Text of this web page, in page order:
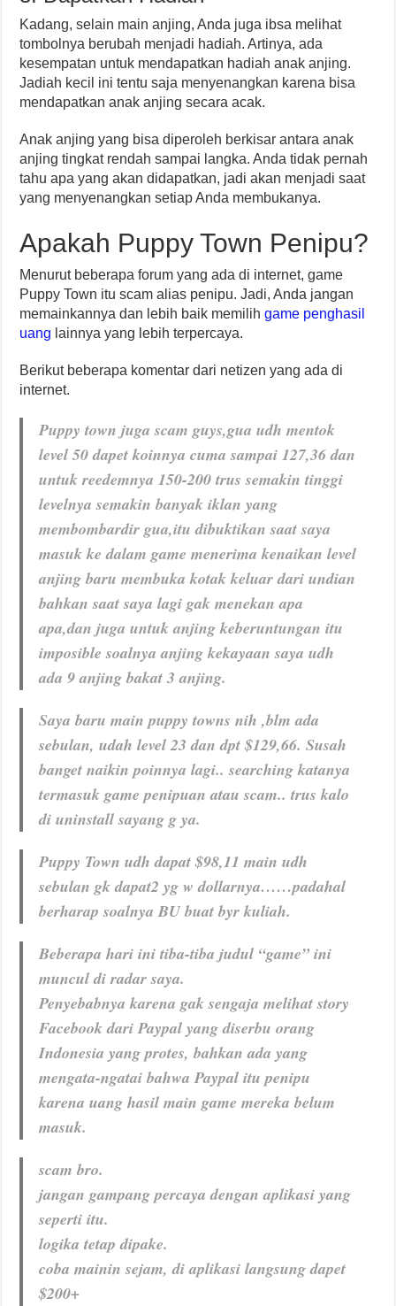
Kadang, selain main anjing, Anda juga ibsa melihat
tombolnya berubah menjadi hadiah. Artinya, ada
kesempatan untuk mendapatkan hadiah anak anjing.
Jadiah kecil ini tentu saja menyenangkan karena bisa
mendapatkan anak anjing secara acak.
Anak anjing yang bisa diperoleh berkisar antara anak
anjing tingkat rendah sampai langka. Anda tidak pernah
tahu apa yang akan didapatkan, jadi akan menjadi saat
yang menyenangkan setiap Anda membukanya.
Apakah Puppy Town Penipu?
Menurut beberapa forum yang ada di internet, game
Puppy Town itu scam alias penipu. Jadi, Anda jangan
memainkannya dan lebih baik memilihgame penghasil
uang lainnya yang lebih terpercaya.
Berikut beberapa komentar dari netizen yang ada di
internet.
Puppy town juga scam guys,gua udh mentok
level 50 dapet koinnya cuma sampai 127,36 dan
untuk reedemnya 150-200 trus semakin tinggi
levelnya semakin banyak iklan yang
membombardir gua,itu dibuktikan saat saya
masuk ke dalam game menerima kenaikan level
anjing baru membuka kotak keluar dari undian
bahkan saat saya lagi gak menekan apa
apa,dan juga untuk anjing keberuntungan itu
imposible soalnya anjing kekayaan saya udh
ada 9 anjing bakat 3 anjing.
Saya baru main puppy towns nih ,blm ada
sebulan, udah level 23 dan dpt $129,66. Susah
banget naikin poinnya lagi.. searching katanya
termasuk game penipuan atau scam.. trus kalo
di uninstall sayang g ya.
Puppy Town udh dapat $98,11 main udh
sebulan gk dapat2 yg w dollarnya……padahal
berharap soalnya BU buat byr kuliah.
Beberapa hari ini tiba-tiba judul “game” ini
muncul di radar saya.
Penyebabnya karena gak sengaja melihat story
Facebook dari Paypal yang diserbu orang
Indonesia yang protes, bahkan ada yang
mengata-ngatai bahwa Paypal itu penipu
karena uang hasil main game mereka belum
masuk.
scam bro.
jangan gampang percaya dengan aplikasi yang
seperti itu.
logika tetap dipake.
coba mainin sejam, di aplikasi langsung dapet
$200+